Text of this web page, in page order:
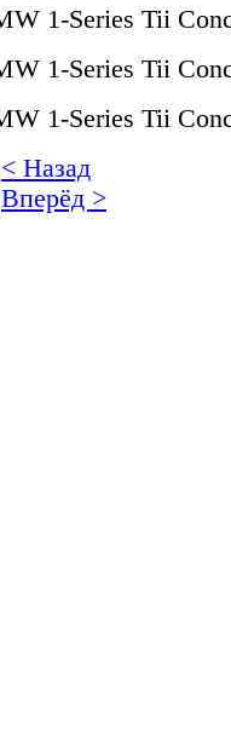
< Назад
Вперёд >